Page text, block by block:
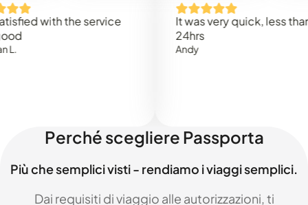
with the service
It was very quick, less than
Perché scegliere Passporta
Più che semplici visti - rendiamo i viaggi semplici.
Dai requisiti di viaggio alle autorizzazioni, ti